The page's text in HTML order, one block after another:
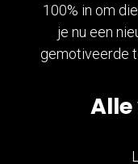
100% in om
je nu een
gemotiveerde